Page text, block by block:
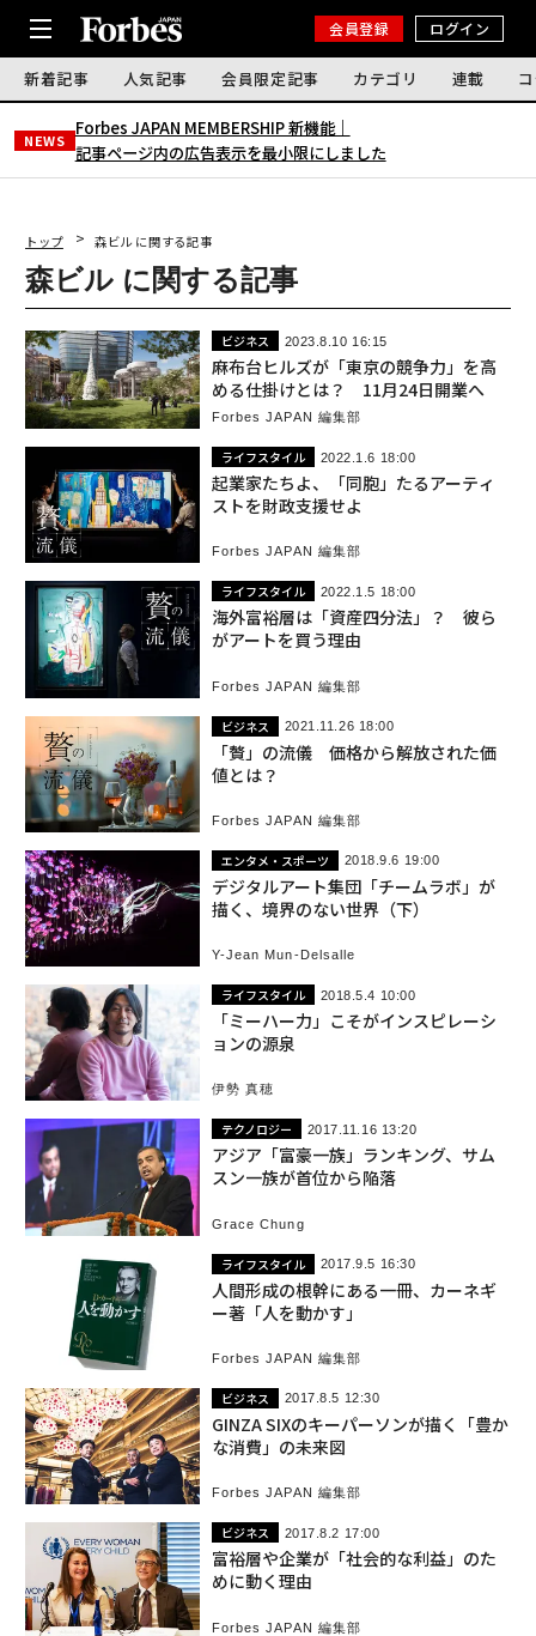
会員登録 ログイン
新着記事 人気記事 会員限定記事 カテゴリ 連載
NEWS
Forbes JAPAN MEMBERSHIP 新機能｜
記事ページ内の広告表示を最小限にしました
トップ 森ビル に関する記事
森ビル に関する記事
ビジネス 2023.8.10 16:15
麻布台ヒルズが「東京の競争力」を高
める仕掛けとは？ 11月24日開業へ
Forbes JAPAN 編集部
ライフスタイル 2022.1.6 18:00
起業家たちよ、「同胞」たるアーティ
ストを財政支援せよ
Forbes JAPAN 編集部
ライフスタイル 2022.1.5 18:00
海外富裕層は「資産四分法」？ 彼ら
がアートを買う理由
Forbes JAPAN 編集部
ビジネス 2021.11.26 18:00
「贅」の流儀 価格から解放された価
値とは？
Forbes JAPAN 編集部
エンタメ・スポーツ 2018.9.6 19:00
デジタルアート集団「チームラボ」が
描く、境界のない世界（下）
Y-Jean Mun-Delsalle
ライフスタイル 2018.5.4 10:00
「ミーハー力」こそがインスピレーシ
ョンの源泉
伊勢 真穂
テクノロジー 2017.11.16 13:20
アジア「富豪一族」ランキング、サム
スン一族が首位から陥落
Grace Chung
ライフスタイル 2017.9.5 16:30
人間形成の根幹にある一冊、カーネギ
ー著「人を動かす」
Forbes JAPAN 編集部
ビジネス 2017.8.5 12:30
GINZA SIXのキーパーソンが描く「豊か
な消費」の未来図
Forbes JAPAN 編集部
ビジネス 2017.8.2 17:00
富裕層や企業が「社会的な利益」のた
めに動く理由
Forbes JAPAN 編集部